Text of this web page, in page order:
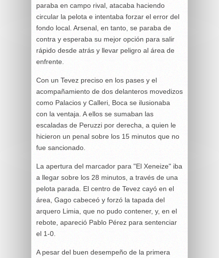
paraba en campo rival, atacaba haciendo
circular la pelota e intentaba forzar el error del
fondo local. Arsenal, en tanto, se paraba de
contra y esperaba su mejor opción para salir
rápido desde atrás y llevar peligro al área de
enfrente.
Con un Tevez preciso en los pases y el
acompañamiento de dos delanteros movedizos
como Palacios y Calleri, Boca se ilusionaba
con la ventaja. A ellos se sumaban las
escaladas de Peruzzi por derecha, a quien le
hicieron un penal sobre los 15 minutos que no
fue sancionado.
La apertura del marcador para "El Xeneize" iba
a llegar sobre los 28 minutos, a través de una
pelota parada. El centro de Tevez cayó en el
área, Gago cabeceó y forzó la tapada del
arquero Limia, que no pudo contener, y, en el
rebote, apareció Pablo Pérez para sentenciar
el 1-0.
A pesar del buen desempeño de la primera